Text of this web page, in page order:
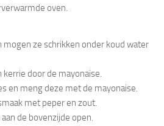
oven.
mogen ze schrikken onder koud water
door de mayonaise.
en meng deze met de mayonaise.
met peper en zout.
de bovenzijde open.